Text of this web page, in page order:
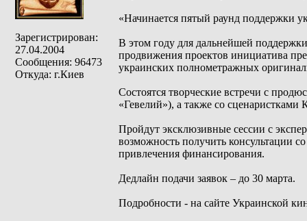
Зарегистрирован:
27.04.2004
Сообщения: 96473
Откуда: г.Киев
«Начинается пятый раунд поддержки
В этом году для дальнейшей
продвижения проектов инициатива
украинских полнометражных
Состоятся творческие встречи с
«Гевелий»), а также со
Пройдут эксклюзивные сессии с
возможность получить консультации
привлечения финансирования.
Дедлайн подачи заявок – до 30 марта.
Подробности - на сайте Украинской